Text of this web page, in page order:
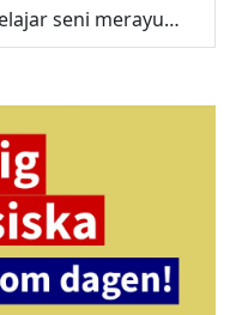
seni merayu…